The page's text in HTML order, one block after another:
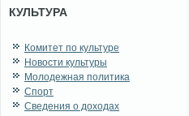
КУЛЬТУРА
Комитет по культуре
Новости культуры
Молодежная политика
Спорт
Сведения о доходах